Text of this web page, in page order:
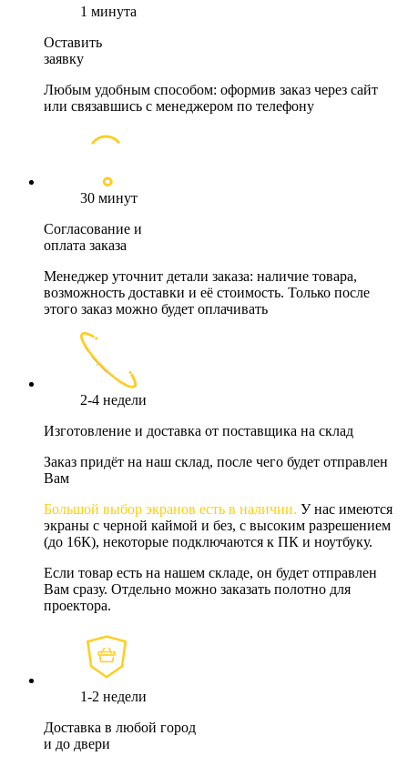
1 минута
Оставить
заявку
Любым удобным способом: оформив заказ через сайт
или связавшись с менеджером по телефону
30 минут
Согласование и
оплата заказа
Менеджер уточнит детали заказа: наличие товара,
возможность доставки и её стоимость. Только после
этого заказ можно будет оплачивать
2-4 недели
Изготовление и доставка от поставщика на склад
Заказ придёт на наш склад, после чего будет отправлен
Вам
Большой выбор экранов есть в наличии. У нас имеются
экраны с черной каймой и без, с высоким разрешением
(до 16К), некоторые подключаются к ПК и ноутбуку.
Если товар есть на нашем складе, он будет отправлен
Вам сразу. Отдельно можно заказать полотно для
проектора.
1-2 недели
Доставка в любой город
и до двери